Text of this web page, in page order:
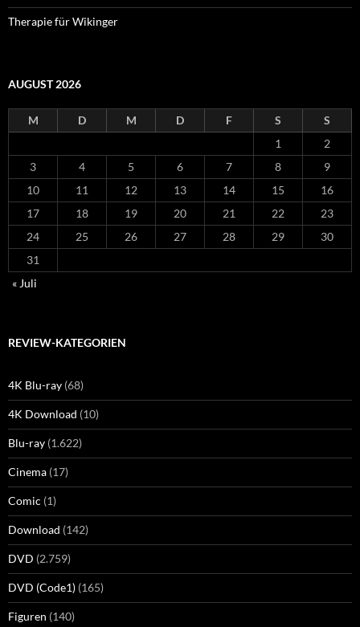
Therapie für Wikinger
AUGUST 2026
M D M D F S
S
1
2
3
4 5 6 7 8
9
10
11 12 13 14 15
16
17
18 19 20 21 22
23
24
25 26 27 28 29
30
31
« Juli
REVIEW-KATEGORIEN
4K Blu-ray (68)
4K Download (10)
Blu-ray (1.622)
Cinema (17)
Comic (1)
Download (142)
DVD (2.759)
DVD (Code1) (165)
Figuren (140)